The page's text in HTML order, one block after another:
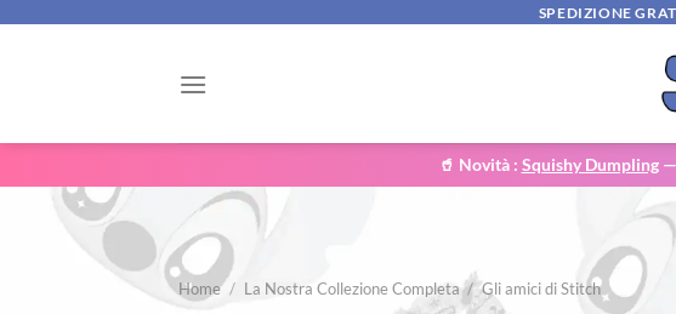
SPEDIZIONE
🥤 Novità : Squishy Dumpling—
Home / La Nostra Collezione Completa / Gli amici di Stitch